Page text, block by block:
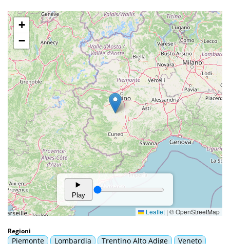
Regioni
Piemonte Lombardia Trentino Alto Adige Veneto